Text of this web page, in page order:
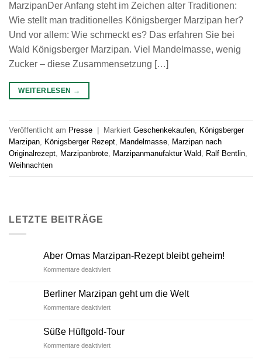
MarzipanDer Anfang steht im Zeichen alter Traditionen:
Wie stellt man traditionelles Königsberger Marzipan her?
Und vor allem: Wie schmeckt es? Das erfahren Sie bei
Wald Königsberger Marzipan. Viel Mandelmasse, wenig
Zucker – diese Zusammensetzung […]
WEITERLESEN →
Veröffentlicht am Presse Markiert Geschenkekaufen, Königsberger
Marzipan, Königsberger Rezept, Mandelmasse, Marzipan nach
Originalrezept, Marzipanbrote, Marzipanmanufaktur Wald, Ralf Bentlin,
Weihnachten
LETZTE BEITRÄGE
Aber Omas Marzipan-Rezept bleibt geheim!
Kommentare deaktiviertfür
Marzipan-
Rezept
geheim!
Berliner Marzipan geht um die Welt
Kommentare deaktiviertfür
Marzipan
geht
um
Süße Hüftgold-Tour
Kommentare deaktiviertfür